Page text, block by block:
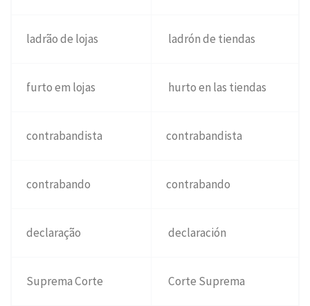
ladrão de lojas ladrón de tiendas
furto em lojas hurto en las tiendas
contrabandista contrabandista
contrabando contrabando
declaração declaración
Suprema Corte Corte Suprema